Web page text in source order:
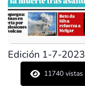
Edición 1-7-2023
11740 vistas